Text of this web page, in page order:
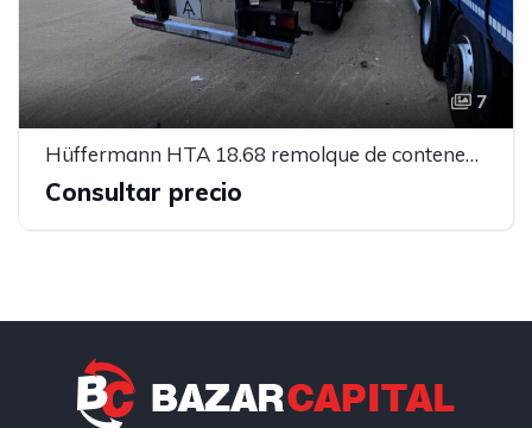
7
Hüffermann HTA 18.68 remolque de contenedores
Consultar precio